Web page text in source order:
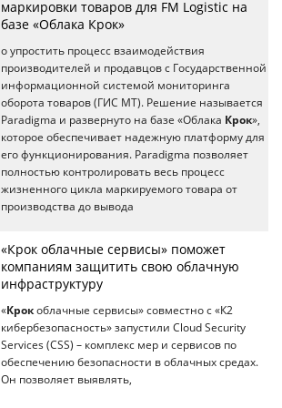
маркировки товаров для FM Logistic на
базе «Облака Крок»
о упростить процесс взаимодействия
производителей и продавцов с Государственной
информационной системой мониторинга
оборота товаров (ГИС МТ). Решение называется
Paradigma и развернуто на базе «Облака Крок»,
которое обеспечивает надежную платформу для
его функционирования. Paradigma позволяет
полностью контролировать весь процесс
жизненного цикла маркируемого товара от
производства до вывода
«Крок облачные сервисы» поможет
компаниям защитить свою облачную
инфраструктуру
«Крок облачные сервисы» совместно с «К2
кибербезопасность» запустили Cloud Security
Services (CSS) – комплекс мер и сервисов по
обеспечению безопасности в облачных средах.
Он позволяет выявлять,